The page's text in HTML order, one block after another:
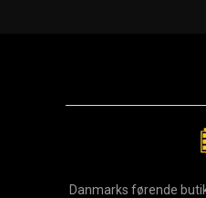
Danmarks førende